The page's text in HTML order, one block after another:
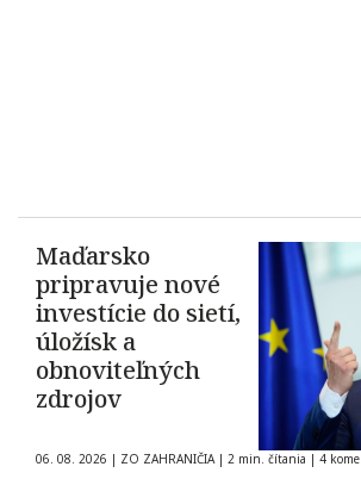
Maďarsko
pripravuje nové
investície do sietí,
úložísk a
obnoviteľných
zdrojov
06. 08. 2026 | ZO ZAHRANIČIA | 2 min. čítania | 4